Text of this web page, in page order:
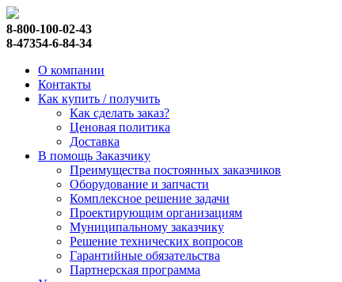
8-800-100-02-43
8-47354-6-84-34
О компании
Контакты
Как купить / получить
Как сделать заказ?
Ценовая политика
Доставка
В помощь Заказчику
Преимущества постоянных заказчиков
Оборудование и запчасти
Комплексное решение задачи
Проектирующим организациям
Муниципальному заказчику
Решение технических вопросов
Гарантийные обязательства
Партнерская программа